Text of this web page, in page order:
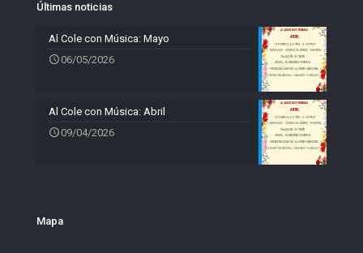
Últimas noticias
Al Cole con Música: Mayo
06/05/2026
Al Cole con Música: Abril
09/04/2026
Mapa